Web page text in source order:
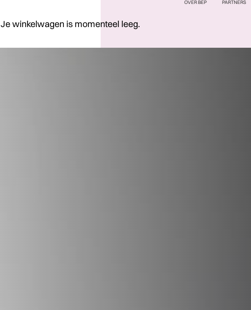
OVER BEP PARTNERS
Je winkelwagen is momenteel leeg.